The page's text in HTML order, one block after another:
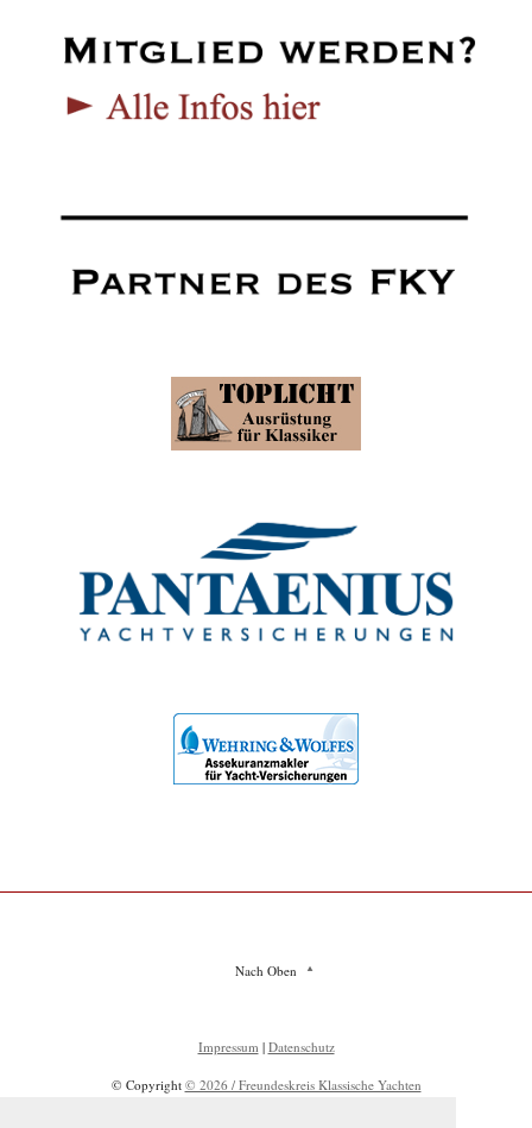
Nach Oben
Impressum | Datenschutz
© Copyright © 2026 / Freundeskreis Klassische Yachten